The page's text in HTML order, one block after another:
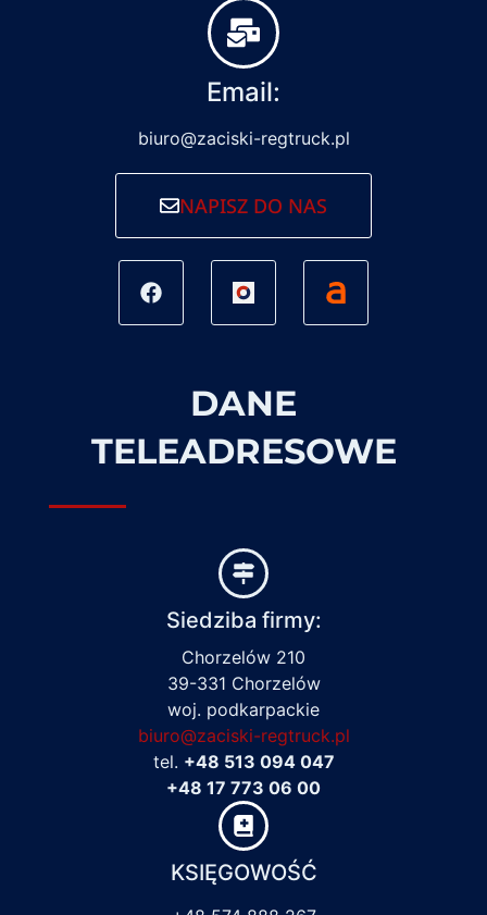
Email:
biuro@zaciski-regtruck.pl
NAPISZ DO NAS
DANE
TELEADRESOWE
Siedziba firmy:
Chorzelów 210
39-331 Chorzelów
woj. podkarpackie
biuro@zaciski-regtruck.pl
tel. +48 513 094 047
+48 17 773 06 00
KSIĘGOWOŚĆ